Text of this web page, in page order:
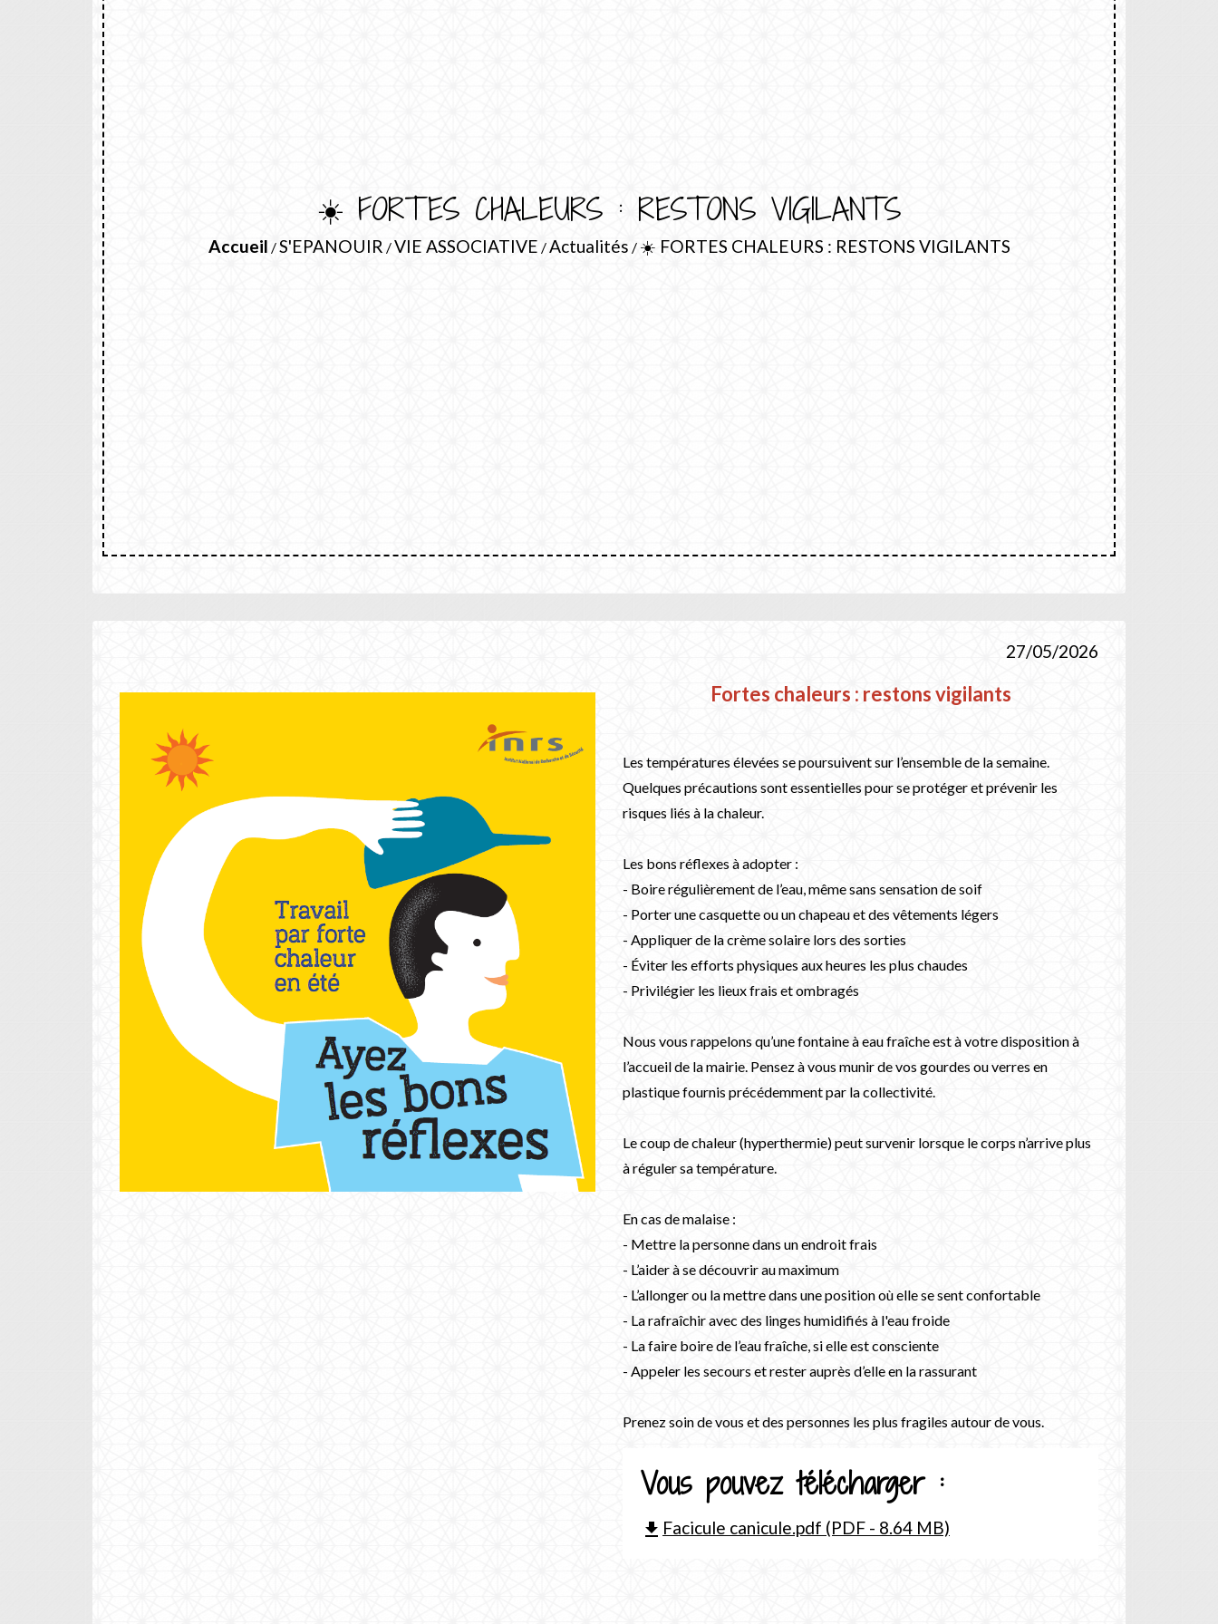
☀️ FORTES CHALEURS : RESTONS VIGILANTS
Accueil /S'EPANOUIR /VIE ASSOCIATIVE /Actualités / ☀️ FORTES CHALEURS : RESTONS VIGILANTS
27/05/2026
Fortes chaleurs : restons vigilants
Les températures élevées se poursuivent sur l’ensemble de la semaine.
Quelques précautions sont essentielles pour se protéger et prévenir les
risques liés à la chaleur.
Les bons réflexes à adopter :
- Boire régulièrement de l’eau, même sans sensation de soif
- Porter une casquette ou un chapeau et des vêtements légers
- Appliquer de la crème solaire lors des sorties
- Éviter les efforts physiques aux heures les plus chaudes
- Privilégier les lieux frais et ombragés
Nous vous rappelons qu’une fontaine à eau fraîche est à votre disposition à
l’accueil de la mairie. Pensez à vous munir de vos gourdes ou verres en
plastique fournis précédemment par la collectivité.
Le coup de chaleur (hyperthermie) peut survenir lorsque le corps n’arrive plus
à réguler sa température.
En cas de malaise :
- Mettre la personne dans un endroit frais
- L’aider à se découvrir au maximum
- L’allonger ou la mettre dans une position où elle se sent confortable
- La rafraîchir avec des linges humidifiés à l'eau froide
- La faire boire de l’eau fraîche, si elle est consciente
- Appeler les secours et rester auprès d’elle en la rassurant
Prenez soin de vous et des personnes les plus fragiles autour de vous.
Vous pouvez télécharger :
file_download Facicule canicule.pdf (PDF - 8.64 MB)